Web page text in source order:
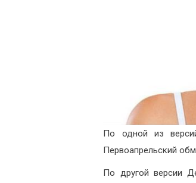
По одной из
Первоапрельский
По другой версии